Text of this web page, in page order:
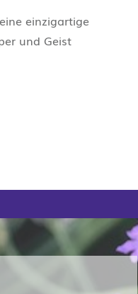
einzigartige
und Geist